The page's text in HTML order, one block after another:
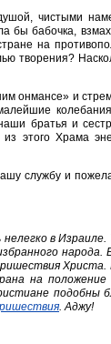
чистыми
бы бабочка,
на
творения?
онмансе» и
братья и
из этого Храма
службу и
в Израиле.
народа.
Христа.
на положение
подобны
. Аджу!